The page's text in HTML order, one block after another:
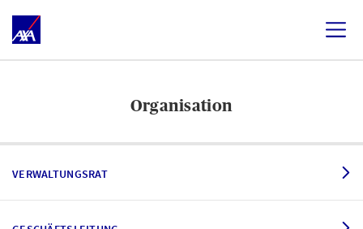
Organisation
VERWALTUNGSRAT